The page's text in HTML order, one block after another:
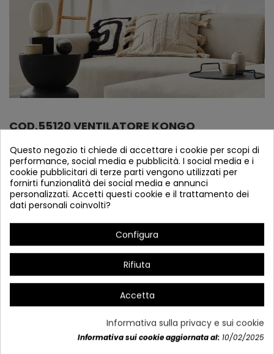
COD.55120 VENTILATORE KONGO
Riferimento 55120
En Stock
Ventilatore Jebel
Questo negozio ti chiede di accettare i cookie per scopi di
performance, social media e pubblicità. I social media e i
cookie pubblicitari di terze parti vengono utilizzati per
fornirti funzionalità dei social media e annunci
personalizzati. Accetti questi cookie e il trattamento dei
dati personali coinvolti?
Configura
Rifiuta
Accetta
Informativa sulla privacy e sui cookie
Informativa sui cookie aggiornata al: 10/02/2025